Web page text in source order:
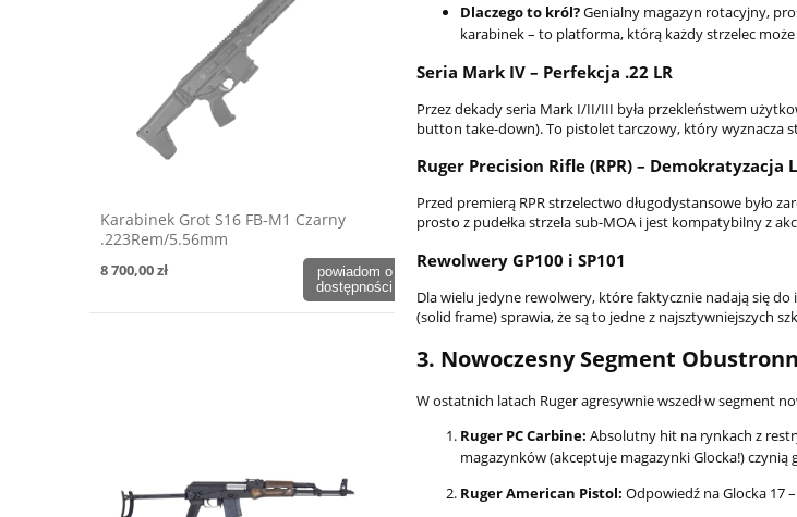
Karabinek Grot S16 FB-M1 Czarny
.223Rem/5.56mm
8 700,00 zł
powiadom o
dostępności
Dlaczego to król?Genialny magazyn rotacyjny,
karabinek – to platforma, którą każdy strzelec
Seria Mark IV – Perfekcja .22 LR
Przez dekady seria Mark I/II/III była przekleństwem
button take-down). To pistolet tarczowy, który wyznacza
Ruger Precision Rifle (RPR) – Demokratyzacja
Przed premierą RPR strzelectwo długodystansowe było
prosto z pudełka strzela sub-MOA i jest kompatybilny z
Rewolwery GP100 i SP101
Dla wielu jedyne rewolwery, które faktycznie nadają się
(solid frame) sprawia, że są to jedne z najsztywniejszych
3. Nowoczesny Segment
W ostatnich latach Ruger agresywnie wszedł w segment
Ruger PC Carbine: Absolutny hit na rynkach z
magazynków (akceptuje magazynki Glocka!)
Ruger American Pistol: Odpowiedź na Glocka 17